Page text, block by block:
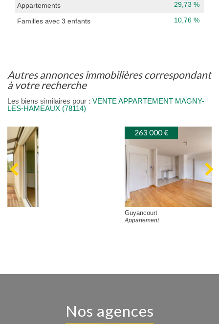
Appartements 29,73 %
Familles avec 3 enfants 10,76 %
autres annonces immobilières correspondant
à votre recherche
Les biens similaires pour : VENTE APPARTEMENT MAGNY-
LES-HAMEAUX (78114)
nos agences